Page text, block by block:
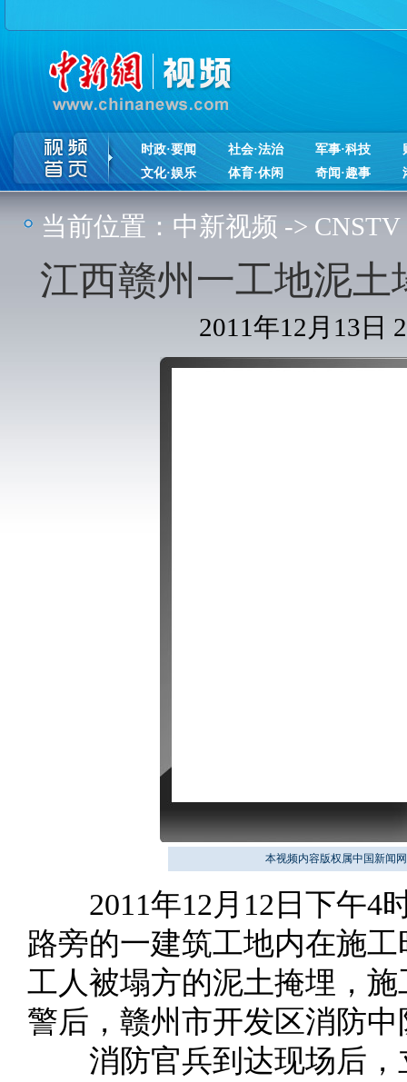
时政·要闻 社会·法治 军事·科技
文化·娱乐
体育·休闲 奇闻·趣事
当前位置： 中新视频 -> CNSTV
江西赣州一工地泥
2011年12月13
本视频内容版权属中国新闻
2011年12月12日下午4
路旁的一建筑工地内在施
工人被塌方的泥土掩埋，
警后，赣州市开发区消防
消防官兵到达现场后，